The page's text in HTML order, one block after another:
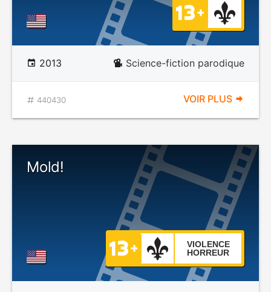
2013 Science-fiction parodique
440430 VOIR PLUS
Mold!
VIOLENCE
HORREUR